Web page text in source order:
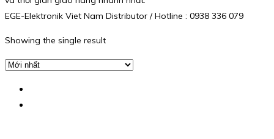
EGE-Elektronik Viet Nam Distributor / Hotline : 0938 336 079
Showing the single result